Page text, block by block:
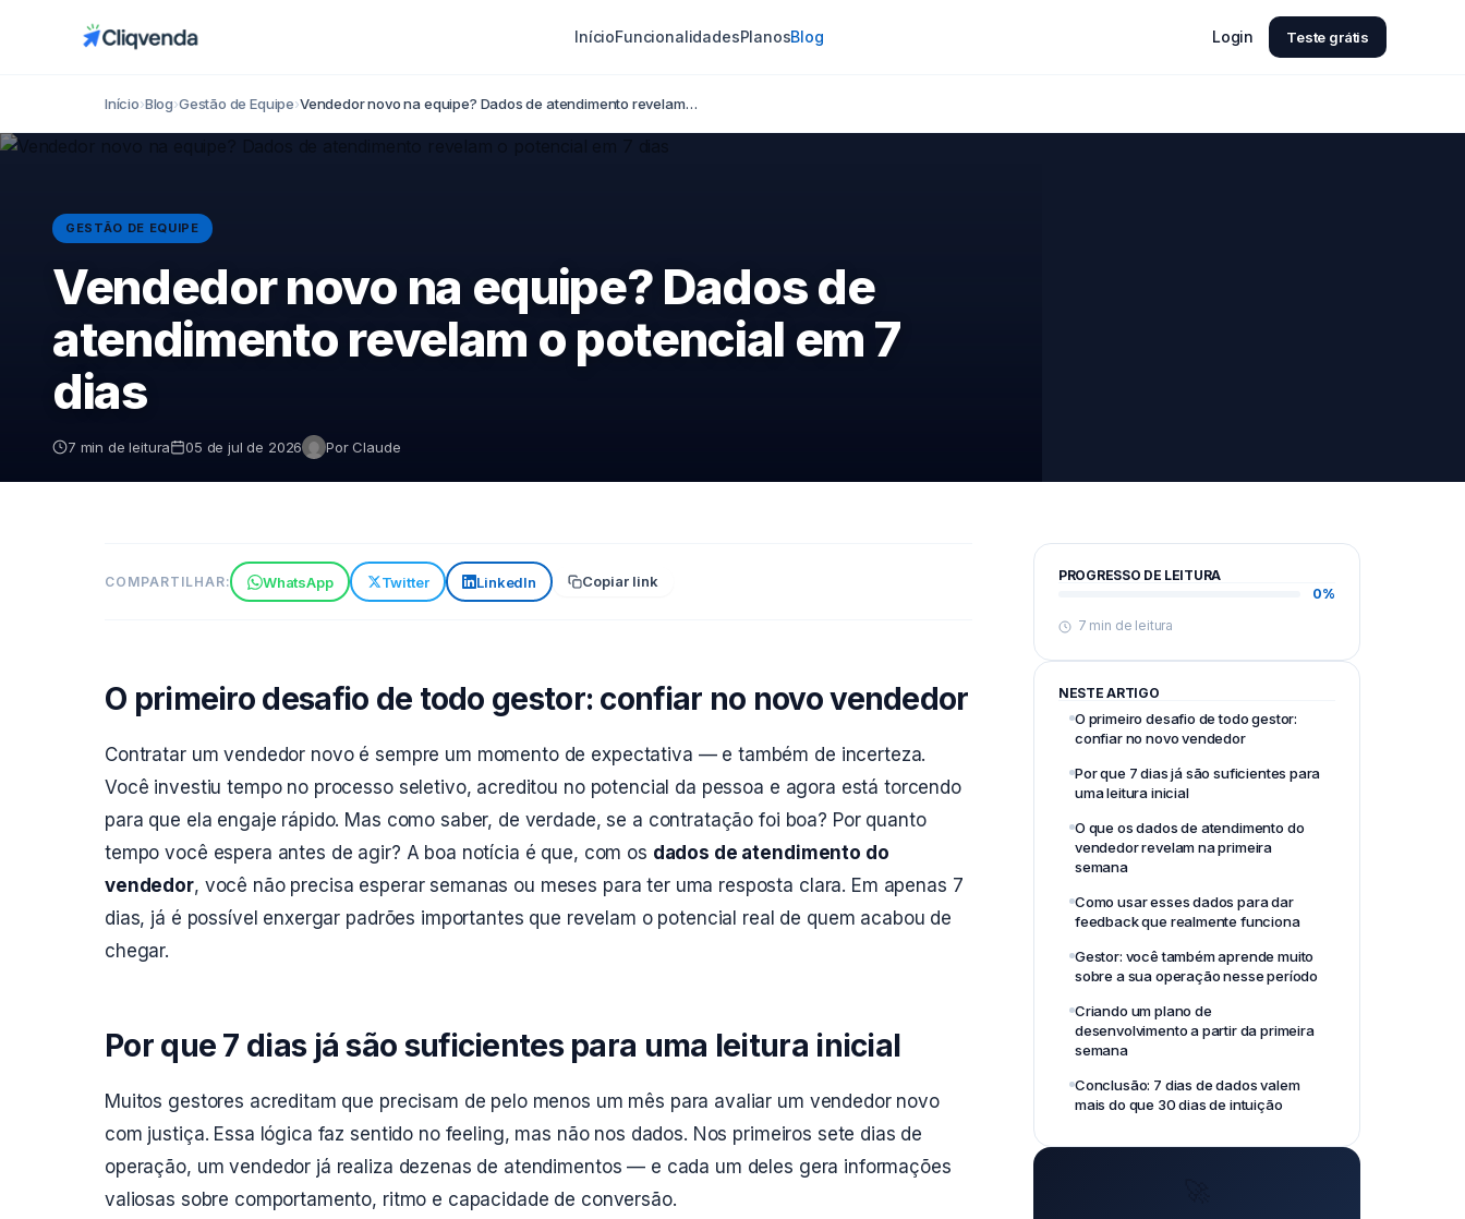
InícioFuncionalidadesPlanosBlog Login Teste grátis
Início›Blog›Gestão de Equipe›Vendedor novo na equipe? Dados de atendimento revelam…
GESTÃO DE EQUIPE
Vendedor novo na equipe? Dados de
atendimento revelam o potencial em 7
dias
7 min de leitura 05 de jul de 2026 Por Claude
COMPARTILHAR: WhatsApp Twitter LinkedIn Copiar link
O primeiro desafio de todo gestor: confiar no novo vendedor
Contratar um vendedor novo é sempre um momento de expectativa — e também de incerteza.
Você investiu tempo no processo seletivo, acreditou no potencial da pessoa e agora está torcendo
para que ela engaje rápido. Mas como saber, de verdade, se a contratação foi boa? Por quanto
tempo você espera antes de agir? A boa notícia é que, com os dados de atendimento do
vendedor, você não precisa esperar semanas ou meses para ter uma resposta clara. Em apenas 7
dias, já é possível enxergar padrões importantes que revelam o potencial real de quem acabou de
chegar.
Por que 7 dias já são suficientes para uma leitura inicial
Muitos gestores acreditam que precisam de pelo menos um mês para avaliar um vendedor novo
com justiça. Essa lógica faz sentido no feeling, mas não nos dados. Nos primeiros sete dias de
operação, um vendedor já realiza dezenas de atendimentos — e cada um deles gera informações
valiosas sobre comportamento, ritmo e capacidade de conversão.
PROGRESSO DE LEITURA
0%
7 min de leitura
NESTE ARTIGO
O primeiro desafio de todo gestor:
confiar no novo vendedor
Por que 7 dias já são suficientes para
uma leitura inicial
O que os dados de atendimento do
vendedor revelam na primeira
semana
Como usar esses dados para dar
feedback que realmente funciona
Gestor: você também aprende muito
sobre a sua operação nesse período
Criando um plano de
desenvolvimento a partir da primeira
semana
Conclusão: 7 dias de dados valem
mais do que 30 dias de intuição